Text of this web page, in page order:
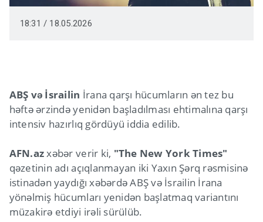
18:31 / 18.05.2026
ABŞ və İsrailin İrana qarşı hücumların ən tez bu
həftə ərzində yenidən başladılması ehtimalına qarşı
intensiv hazırlıq gördüyü iddia edilib.
AFN.azxəbər verir ki, "The New York Times"
qəzetinin adı açıqlanmayan iki Yaxın Şərq rəsmisinə
istinadən yaydığı xəbərdə ABŞ və İsrailin İrana
yönəlmiş hücumları yenidən başlatmaq variantını
müzakirə etdiyi irəli sürülüb.